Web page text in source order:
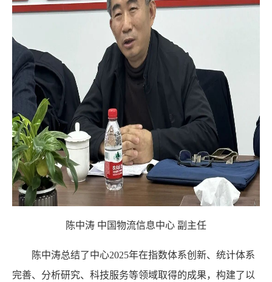
陈中涛 中国物流信息中心 副主任
陈中涛总结了中心2025年在指数体系创新、统计体系
完善、分析研究、科技服务等领域取得的成果，构建了以